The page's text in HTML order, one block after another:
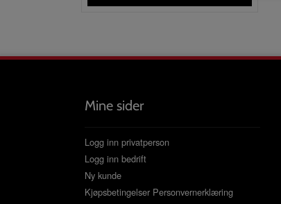
Mine sider
Logg inn privatperson
Logg inn bedrift
Ny kunde
Kjøpsbetingelser Personvernerklæring